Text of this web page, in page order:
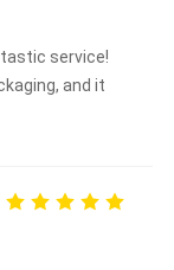
service!
and it